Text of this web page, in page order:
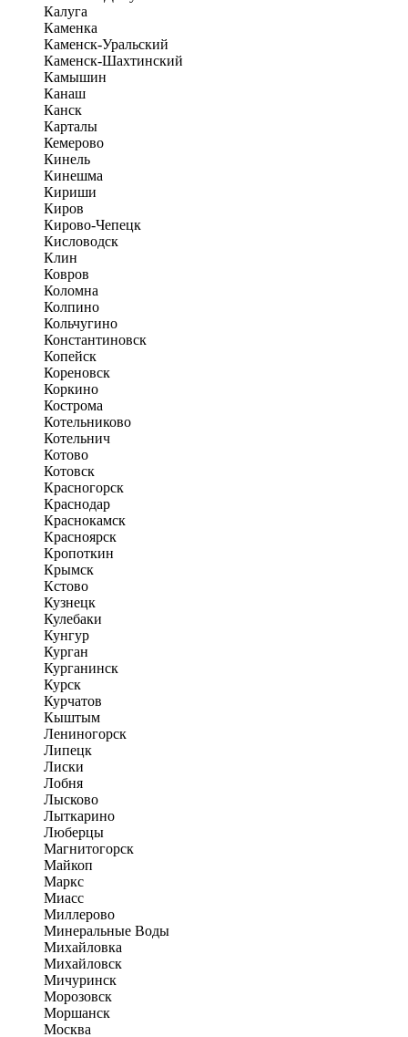
Калуга
Каменка
Каменск-Уральский
Каменск-Шахтинский
Камышин
Канаш
Канск
Карталы
Кемерово
Кинель
Кинешма
Кириши
Киров
Кирово-Чепецк
Кисловодск
Клин
Ковров
Коломна
Колпино
Кольчугино
Константиновск
Копейск
Кореновск
Коркино
Кострома
Котельниково
Котельнич
Котово
Котовск
Красногорск
Краснодар
Краснокамск
Красноярск
Кропоткин
Крымск
Кстово
Кузнецк
Кулебаки
Кунгур
Курган
Курганинск
Курск
Курчатов
Кыштым
Лениногорск
Липецк
Лиски
Лобня
Лысково
Лыткарино
Люберцы
Магнитогорск
Майкоп
Маркс
Миасс
Миллерово
Минеральные Воды
Михайловка
Михайловск
Мичуринск
Морозовск
Моршанск
Москва